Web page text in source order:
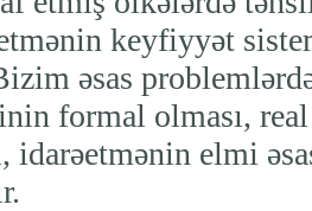
keyfiyyət
əsas
formal olması,
idarəetmənin elmi